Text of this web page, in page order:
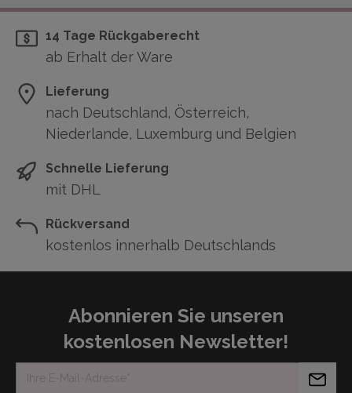
14 Tage Rückgaberecht
ab Erhalt der Ware
Lieferung
nach Deutschland, Österreich,
Niederlande, Luxemburg und Belgien
Schnelle Lieferung
mit DHL
Rückversand
kostenlos innerhalb Deutschlands
Abonnieren Sie unseren
kostenlosen Newsletter!